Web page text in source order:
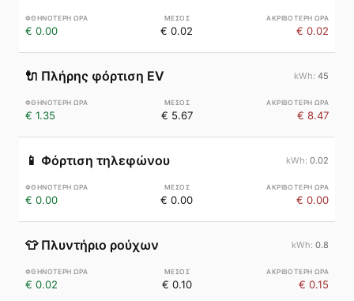
€ 0.00 € 0.02 € 0.02
🔌 Πλήρης φόρτιση EV 45
€ 1.35 € 5.67 € 8.47
📱 Φόρτιση τηλεφώνου 0.02
€ 0.00 € 0.00 € 0.00
👕 Πλυντήριο ρούχων 0.8
€ 0.02 € 0.10 € 0.15